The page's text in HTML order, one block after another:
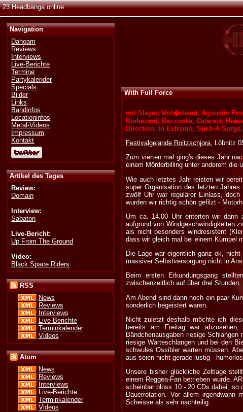
23 Headbänga online
Navigation
Dahoam
Reviews
Interviews
Live-Berichte
Termine
Partykalender
Specials
Bilder
Links
Bandinfos
Locationinfos
Metal-Videos
Impressum
Kontakt
Artikel des Tages
Review:
Domain
Interview:
Sabaton
Live-Bericht:
Up From The Ground
Video:
Black Space Riders
RSS
News
Reviews
Interviews
Live-Berichte
Terminkalender
Videos
Atom
News
Reviews
Interviews
Live-Berichte
Terminkalender
Videos
With Full Force
mit Slayer, Mot�rhead, Agnostic
Biohazard, Bazzooka, Cataract,
Direction, In Extremo, Such A
Festivalgelände Roitzschjora, Löbnitz
Zum vierten mal ging's dieses Jahr
einem Mörderbilling unter anderem die
Wie auch letztes Jahr reisten wir
super Organisation des letzten
zwölf Uhr war regulärer Einlass,
wurden wir richtig schön gefilzt -
Um ca. 14.00 Uhr enterten wir dann
aufgrund von Windgeschwindigkeiten
als nicht besonders windresistent
dass wir gleich mal bei einem Kumpel
Die Lage war eigentlich ganz ok,
massiver Selbstversorgung nicht in
Beim ersten Erkundungsgang
zwischenzeitlich auf über drei
Am Abend sind dann noch ein paar
sonderlich begeistert waren.
Nicht zuletzt deshalb möchte ich
bereits am Freitag war
Bändchenausgaben riesige
riesige Warteschlangen und bei den
schwules Ossibier warten müssen.
aus seien nicht gerade lustig -
Unsere bisher glückliche Zeltlage
einem Reggea-Fan betrieben wurde.
scheinbar bloss 10 - 20 CDs dabei, so
Dauerrotation. Vor allem
Scheisse als sehr nachteilig.